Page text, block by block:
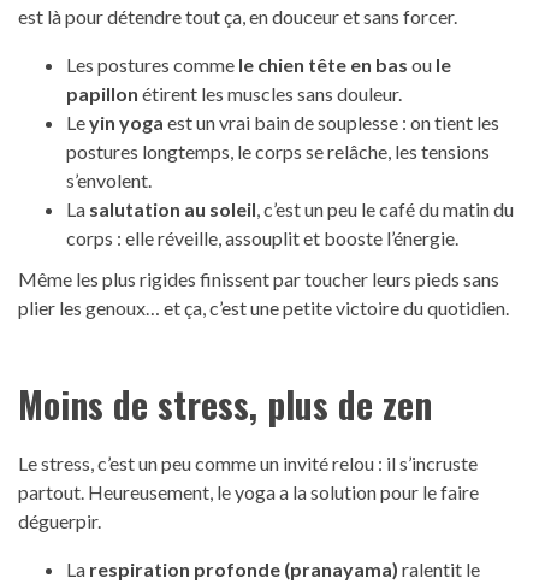
est là pour détendre tout ça, en douceur et sans forcer.
Les postures comme le chien tête en bas ou le
papillon étirent les muscles sans douleur.
Leyin yoga est un vrai bain de souplesse : on tient les
postures longtemps, le corps se relâche, les tensions
s’envolent.
La salutation au soleil , c’est un peu le café du matin du
corps : elle réveille, assouplit et booste l’énergie.
Même les plus rigides finissent par toucher leurs pieds sans
plier les genoux… et ça, c’est une petite victoire du quotidien.
Moins de stress, plus de zen
Le stress, c’est un peu comme un invité relou : il s’incruste
partout. Heureusement, le yoga a la solution pour le faire
déguerpir.
La respiration profonde (pranayama) ralentit le